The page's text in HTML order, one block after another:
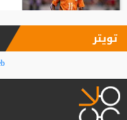
تويتر